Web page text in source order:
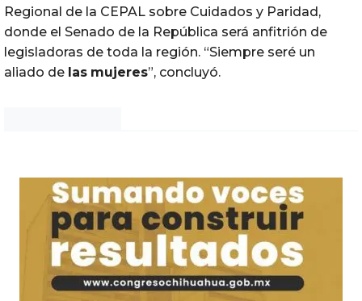
Regional de la CEPAL sobre Cuidados y Paridad,
donde el Senado de la República será anfitrión de
legisladoras de toda la región. “Siempre seré un
aliado de las mujeres”, concluyó.